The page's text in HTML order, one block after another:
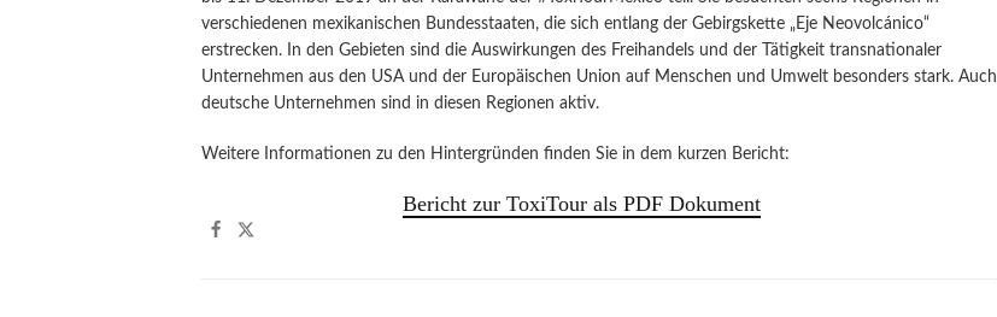
verschiedenen mexikanischen Bundesstaaten, die sich entlang der Gebirgskette „Eje Neovolcánico“
erstrecken. In den Gebieten sind die Auswirkungen des Freihandels und der Tätigkeit transnationaler
Unternehmen aus den USA und der Europäischen Union auf Menschen und Umwelt besonders stark. Auch
deutsche Unternehmen sind in diesen Regionen aktiv.
Weitere Informationen zu den Hintergründen finden Sie in dem kurzen Bericht:
Bericht zur ToxiTour als PDF Dokument